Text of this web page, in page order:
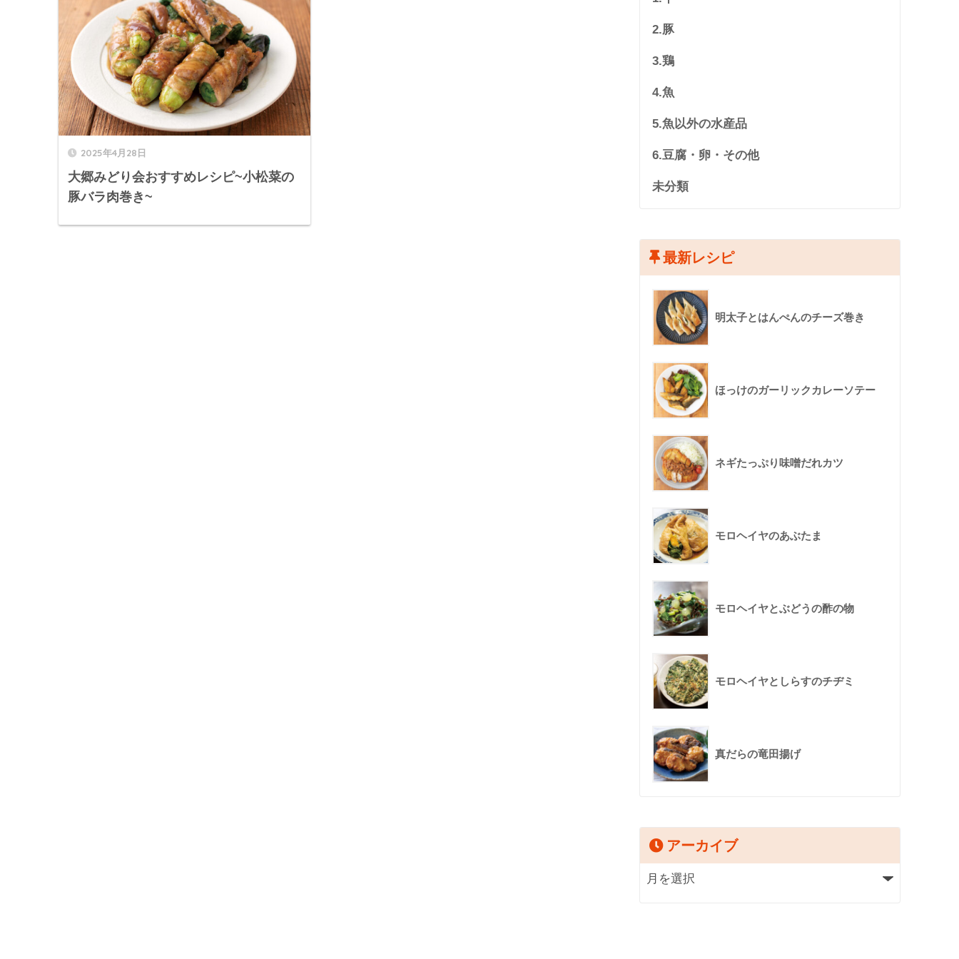
2025年4月28日
大郷みどり会おすすめレシピ~小松菜の
豚バラ肉巻き~
2.豚
3.鶏
4.魚
5.魚以外の水産品
6.豆腐・卵・その他
未分類
最新レシピ
明太子とはんぺんのチーズ巻き
ほっけのガーリックカレーソテー
ネギたっぷり味噌だれカツ
モロヘイヤのあぶたま
モロヘイヤとぶどうの酢の物
モロヘイヤとしらすのチヂミ
真だらの竜田揚げ
アーカイブ